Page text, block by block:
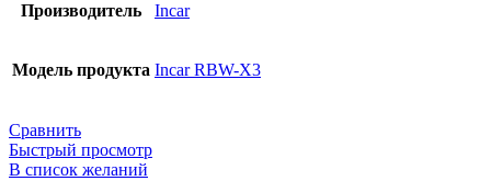
Производитель Incar
Модель продукта Incar RBW-X3
Сравнить
Быстрый просмотр
В список желаний